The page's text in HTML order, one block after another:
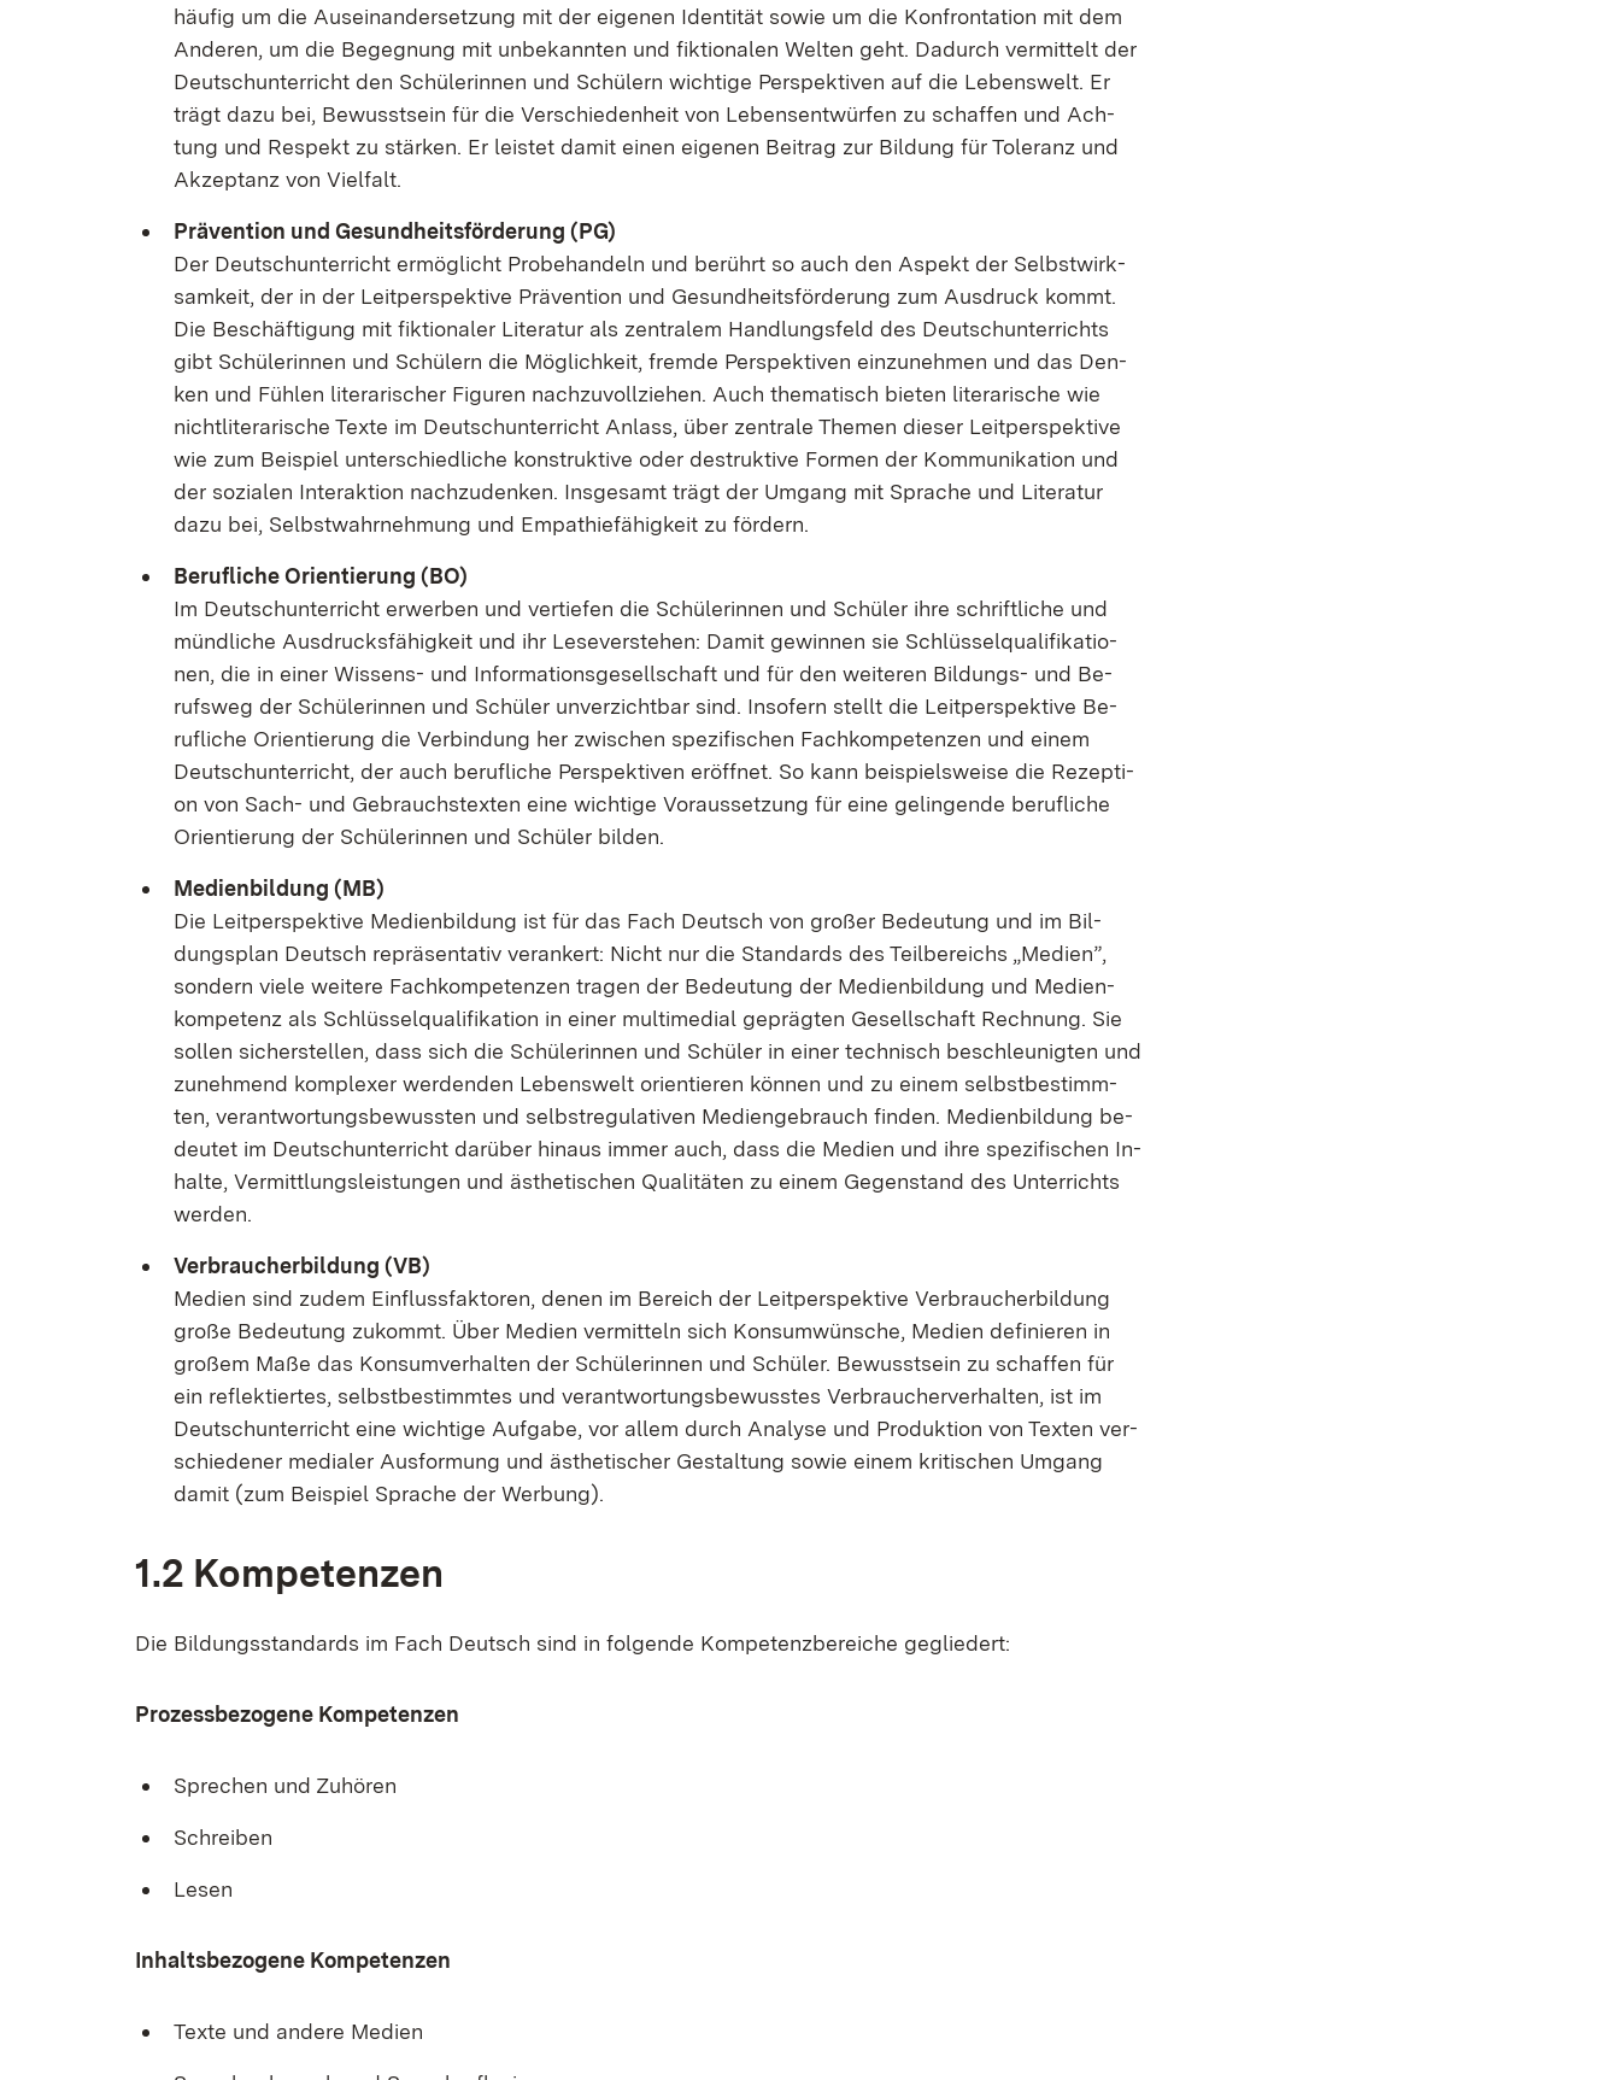
häu­fig um die Aus­ein­an­der­set­zung mit der ei­ge­nen Iden­ti­tät so­wie um die Kon­fron­ta­ti­on mit dem
An­de­ren, um die Be­geg­nung mit un­be­kann­ten und fik­tio­na­len Wel­ten geht. Da­durch ver­mit­telt der
Deutsch­un­ter­richt den Schü­le­rin­nen und Schü­lern wich­ti­ge Per­spek­ti­ven auf die Le­bens­welt. Er
trägt da­zu bei, Be­wusst­sein für die Ver­schie­den­heit von Le­bens­ent­wür­fen zu schaf­fen und Ach­
tung und Re­spekt zu stär­ken. Er leis­tet da­mit ei­nen ei­ge­nen Bei­trag zur Bil­dung für To­le­ranz und
Ak­zep­tanz von Viel­falt.
Prä­ven­ti­on und Ge­sund­heits­för­de­rung (PG)
Der Deutsch­un­ter­richt er­mög­licht Pro­be­han­deln und be­rührt so auch den As­pekt der Selbst­wirk­
sam­keit, der in der Leit­per­spek­ti­ve Prä­ven­ti­on und Ge­sund­heits­för­de­rung zum Aus­druck kommt.
Die Be­schäf­ti­gung mit fik­tio­na­ler Li­te­ra­tur als zen­tra­lem Hand­lungs­feld des Deutsch­un­ter­richts
gibt Schü­le­rin­nen und Schü­lern die Mög­lich­keit, frem­de Per­spek­ti­ven ein­zu­neh­men und das Den­
ken und Füh­len li­te­ra­ri­scher Fi­gu­ren nach­zu­voll­zie­hen. Auch the­ma­tisch bie­ten li­te­ra­ri­sche wie
nicht­li­te­ra­ri­sche Tex­te im Deutsch­un­ter­richt An­lass, über zen­tra­le The­men die­ser Leit­per­spek­ti­ve
wie zum Bei­spiel un­ter­schied­li­che kon­struk­ti­ve oder de­struk­ti­ve For­men der Kom­mu­ni­ka­ti­on und
der so­zia­len In­ter­ak­ti­on nach­zu­den­ken. Ins­ge­samt trägt der Um­gang mit Spra­che und Li­te­ra­tur
da­zu bei, Selbst­wahr­neh­mung und Em­pa­thie­fä­hig­keit zu för­dern.
Be­ruf­li­che Ori­en­tie­rung (BO)
Im Deutsch­un­ter­richt er­wer­ben und ver­tie­fen die Schü­le­rin­nen und Schü­ler ih­re schrift­li­che und
münd­li­che Aus­drucks­fä­hig­keit und ihr Le­se­ver­ste­hen: Da­mit ge­win­nen sie Schlüs­sel­qua­li­fi­ka­tio­
nen, die in ei­ner Wis­sens- und In­for­ma­ti­ons­ge­sell­schaft und für den wei­te­ren Bil­dungs- und Be­
rufs­weg der Schü­le­rin­nen und Schü­ler un­ver­zicht­bar sind. In­so­fern stellt die Leit­per­spek­ti­ve Be­
ruf­li­che Ori­en­tie­rung die Ver­bin­dung her zwi­schen spe­zi­fi­schen Fach­kom­pe­ten­zen und ei­nem
Deutsch­un­ter­richt, der auch be­ruf­li­che Per­spek­ti­ven er­öff­net. So kann bei­spiels­wei­se die Re­zep­ti­
on von Sach- und Ge­brauchs­tex­ten ei­ne wich­ti­ge Vor­aus­set­zung für ei­ne ge­lin­gen­de be­ruf­li­che
Ori­en­tie­rung der Schü­le­rin­nen und Schü­ler bil­den.
Me­di­en­bil­dung (MB)
Die Leit­per­spek­ti­ve Me­di­en­bil­dung ist für das Fach Deutsch von gro­ßer Be­deu­tung und im Bil­
dungs­plan Deutsch re­prä­sen­ta­tiv ver­an­kert: Nicht nur die Stan­dards des Teil­be­reichs „Me­di­en”,
son­dern vie­le wei­te­re Fach­kom­pe­ten­zen tra­gen der Be­deu­tung der Me­di­en­bil­dung und Me­di­en­
kom­pe­tenz als Schlüs­sel­qua­li­fi­ka­ti­on in ei­ner mul­ti­me­di­al ge­präg­ten Ge­sell­schaft Rech­nung. Sie
sol­len si­cher­stel­len, dass sich die Schü­le­rin­nen und Schü­ler in ei­ner tech­nisch be­schleu­nig­ten und
zu­neh­mend kom­ple­xer wer­den­den Le­bens­welt ori­en­tie­ren kön­nen und zu ei­nem selbst­be­stimm­
ten, ver­ant­wor­tungs­be­wuss­ten und selbst­re­gu­la­ti­ven Me­di­en­ge­brauch fin­den. Me­di­en­bil­dung be­
deu­tet im Deutsch­un­ter­richt dar­über hin­aus im­mer auch, dass die Me­di­en und ih­re spe­zi­fi­schen In­
hal­te, Ver­mitt­lungs­leis­tun­gen und äs­the­ti­schen Qua­li­tä­ten zu ei­nem Ge­gen­stand des Un­ter­richts
wer­den.
Ver­brau­cher­bil­dung (VB)
Me­di­en sind zu­dem Ein­fluss­fak­to­ren, de­nen im Be­reich der Leit­per­spek­ti­ve Ver­brau­cher­bil­dung
gro­ße Be­deu­tung zu­kommt. Über Me­di­en ver­mit­teln sich Kon­sum­wün­sche, Me­di­en de­fi­nie­ren in
gro­ßem Ma­ße das Kon­sum­ver­hal­ten der Schü­le­rin­nen und Schü­ler. Be­wusst­sein zu schaf­fen für
ein re­flek­tier­tes, selbst­be­stimm­tes und ver­ant­wor­tungs­be­wuss­tes Ver­brau­cher­ver­hal­ten, ist im
Deutsch­un­ter­richt ei­ne wich­ti­ge Auf­ga­be, vor al­lem durch Ana­ly­se und Pro­duk­ti­on von Tex­ten ver­
schie­de­ner me­dia­ler Aus­for­mung und äs­the­ti­scher Ge­stal­tung so­wie ei­nem kri­ti­schen Um­gang
da­mit (zum Bei­spiel Spra­che der Wer­bung).
1.2 Kom­pe­ten­zen
Die Bil­dungs­stan­dards im Fach Deutsch sind in fol­gen­de Kom­pe­tenz­be­rei­che ge­glie­dert:
Pro­zess­be­zo­ge­ne Kom­pe­ten­zen
Spre­chen und Zu­hö­ren
Schrei­ben
Le­sen
In­halts­be­zo­ge­ne Kom­pe­ten­zen
Tex­te und an­de­re Me­di­en